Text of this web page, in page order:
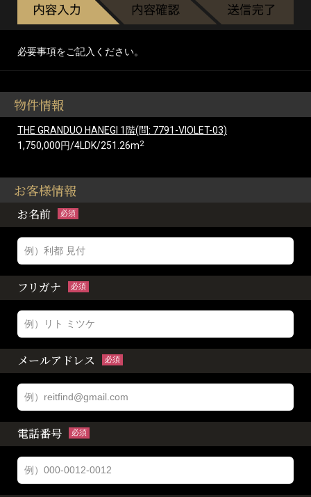
必要事項をご記入ください。
物件情報
THE GRANDUO HANEGI 1階(問: 7791-VIOLET-03)
1,750,000円/4LDK/251.26m2
お客様情報
お名前 必須
フリガナ 必須
メールアドレス 必須
電話番号 必須